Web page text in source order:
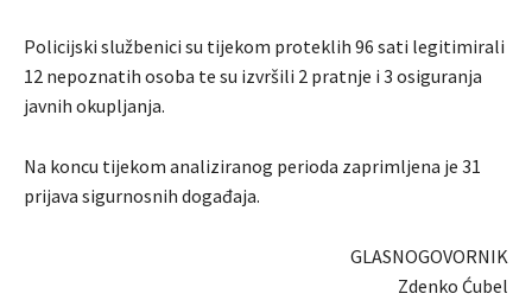
Policijski službenici su tijekom proteklih 96 sati legitimirali
12 nepoznatih osoba te su izvršili 2 pratnje i 3 osiguranja
javnih okupljanja.
Na koncu tijekom analiziranog perioda zaprimljena je 31
prijava sigurnosnih događaja.
GLASNOGOVORNIK
Zdenko Ćubel